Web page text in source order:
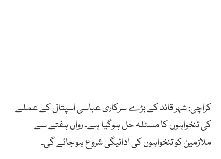
کراچی: شہر قائد کے بڑے سرکاری عباسی اسپتال کے عملے
کی تنخواہوں کا مسئلہ حل ہوگیا ہے۔ رواں ہفتے سے
ملازمین کو تنخواہوں کی ادائیگی شروع ہو جائے گی۔